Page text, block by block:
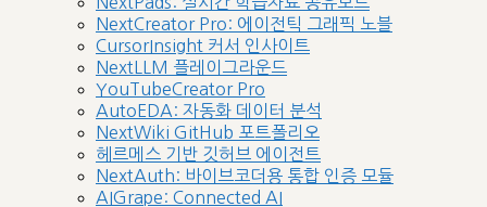
NextCreator Pro: 에이전틱 그래픽 노블
CursorInsight 커서 인사이트
NextLLM 플레이그라운드
YouTubeCreator Pro
AutoEDA: 자동화 데이터 분석
NextWiki GitHub 포트폴리오
헤르메스 기반 깃허브 에이전트
NextAuth: 바이브코더용 통합 인증 모듈
AIGrape: Connected AI